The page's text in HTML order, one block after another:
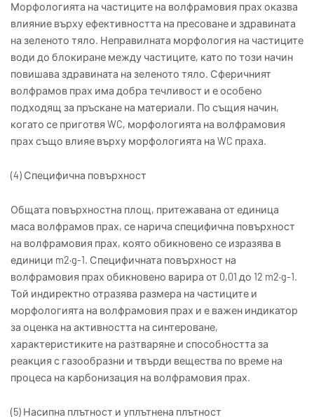
Морфологията на частиците на волфрамовия прах оказва
влияние върху ефективността на пресоване и здравината
на зеленото тяло. Неправилната морфология на частиците
води до блокиране между частиците, като по този начин
повишава здравината на зеленото тяло. Сферичният
волфрамов прах има добра течливост и е особено
подходящ за пръскане на материали. По същия начин,
когато се приготвя WC, морфологията на волфрамовия
прах също влияе върху морфологията на WC праха.
(4) Специфична повърхност
Общата повърхностна площ, притежавана от единица
маса волфрамов прах, се нарича специфична повърхност
на волфрамовия прах, която обикновено се изразява в
единици m2·g-1. Специфичната повърхност на
волфрамовия прах обикновено варира от 0,01 до 12 m2·g-1.
Той индиректно отразява размера на частиците и
морфологията на волфрамовия прах и е важен индикатор
за оценка на активността на синтероване,
характеристиките на разтваряне и способността за
реакция с газообразни и твърди вещества по време на
процеса на карбонизация на волфрамовия прах.
(5) Насипна плътност и уплътнена плътност